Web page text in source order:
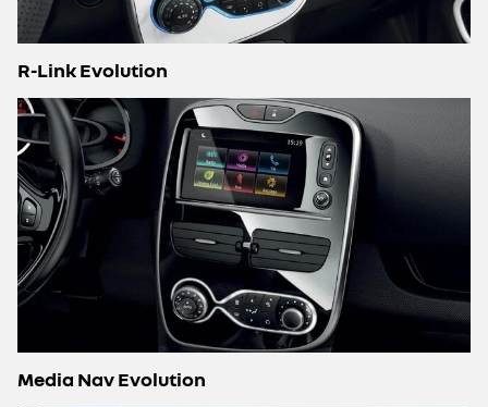
R-Link Evolution
Media Nav Evolution